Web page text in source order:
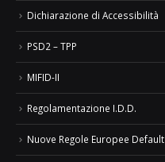
Dichiarazione di Accessibilità
PSD2 – TPP
MIFID-II
Regolamentazione I.D.D.
Nuove Regole Europee Default